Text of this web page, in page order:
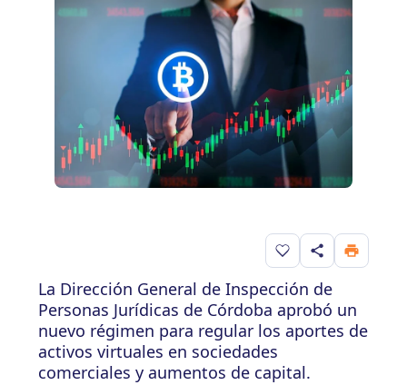
Guardar en
La Dirección General de Inspección de
Personas Jurídicas de Córdoba aprobó un
nuevo régimen para regular los aportes de
activos virtuales en sociedades
comerciales y aumentos de capital.